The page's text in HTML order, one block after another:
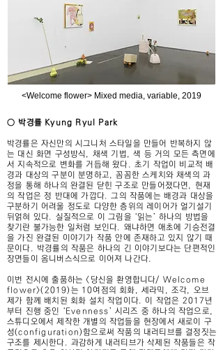
<Welcome flower> Mixed media, variable, 2019
○ 박경률 Kyung Ryul Park
박경률은 자신만의 시그니처 스타일을 만들어 반복하지 않
는 대신 화면 구성방식, 채색 기법, 색 등 거의 모든 측면에
서 지속적으로 변화를 거듭해 왔다. 초기 작업이 비교적 배
경과 대상의 구분이 분명하고, 꼼꼼한 스케치와 채색의 과
정을 통해 하나의 완결된 닫힌 구조로 만들어졌다면, 현재
의 작업은 정 반대에 가깝다. 그의 작품에는 배경과 대상을
구분하기 어려울 정도로 다양한 층위의 레이어가 얼기설기
뒤얽혀 있다. 실질적으로 이 그림을 ‘읽는’ 하나의 방법을
찾기란 불가능한 일처럼 보인다. 왜냐하면 애초에 기승전결
을 가진 완결된 이야기가 작품 안에 존재하고 있지 않기 때
문이다. 박경률의 작품은 하나의 긴 이야기보다는 단편적인
장면들이 옴니버스식으로 이어져 나간다.
이번 전시에 출품하는 <당신을 환영합니다/ Welcome
flower>(2019)는 10여점의 회화, 세라믹, 조각, 오브
제가 함께 배치된 회화 설치 작업이다. 이 작업은 2017년
부터 진행 중인 ‘Evenness’ 시리즈 중 하나의 작업으로,
스튜디오에서 제작한 개별의 작업들을 현장에서 새로이 구
성(configuration)함으로써 작품의 내러티브를 결정짓는
구조를 제시한다. 과감하게 내러티브가 삭제된 작품들은 작